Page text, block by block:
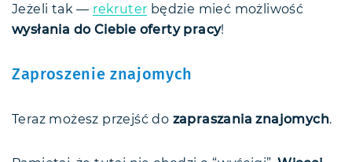
Jeżeli tak — rekruter będzie mieć możliwość
wysłania do Ciebie oferty pracy!
Zaproszenie znajomych
Teraz możesz przejść do zapraszania znajomych.